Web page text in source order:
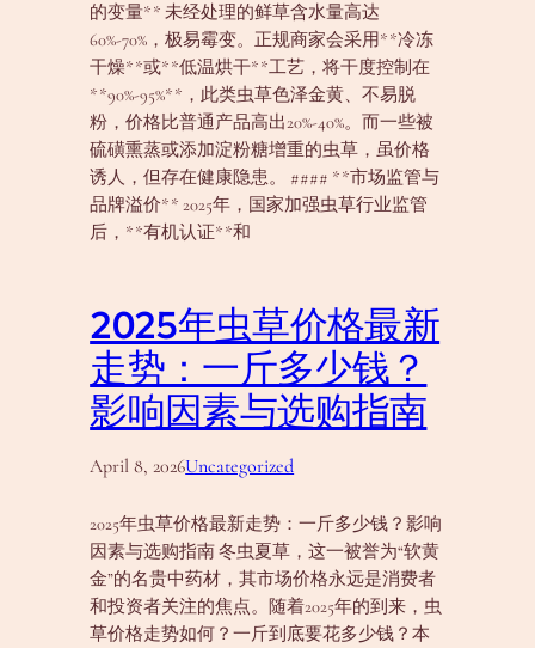
的变量** 未经处理的鲜草含水量高达
60%-70%，极易霉变。正规商家会采用**冷冻
干燥**或**低温烘干**工艺，将干度控制在
**90%-95%**，此类虫草色泽金黄、不易脱
粉，价格比普通产品高出20%-40%。而一些被
硫磺熏蒸或添加淀粉糖增重的虫草，虽价格
诱人，但存在健康隐患。 #### **市场监管与
品牌溢价** 2025年，国家加强虫草行业监管
后，**有机认证**和
2025年虫草价格最新
走势：一斤多少钱？
影响因素与选购指南
April 8, 2026Uncategorized
2025年虫草价格最新走势：一斤多少钱？影响
因素与选购指南 冬虫夏草，这一被誉为“软黄
金”的名贵中药材，其市场价格永远是消费者
和投资者关注的焦点。随着2025年的到来，虫
草价格走势如何？一斤到底要花多少钱？本